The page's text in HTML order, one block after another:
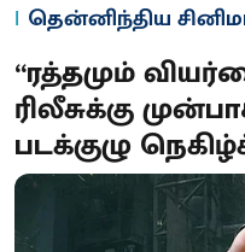
தென்னிந்திய
“ரத்தமும்
ரிலீசுக்கு
படக்குழு